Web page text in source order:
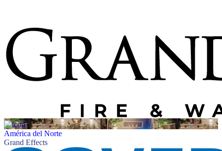
América del Norte
Grand Effects